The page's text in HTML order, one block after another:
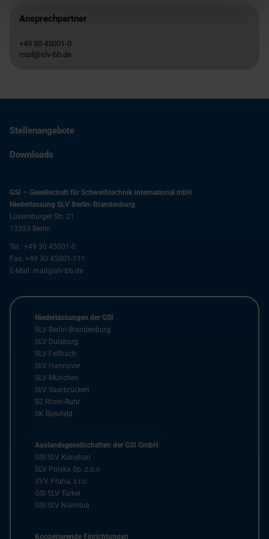
Ansprechpartner
+49 30 45001-0
mail@slv-bb.de
Stellenangebote
Downloads
GSI – Gesellschaft für Schweißtechnik International mbH
Niederlassung SLV Berlin-Brandenburg
Luxemburger Str. 21
13353 Berlin
Tel.: +49 30 45001-0
Fax: +49 30 45001-111
E-Mail: mail@slv-bb.de
Niederlassungen der GSI
SLV Berlin-Brandenburg
SLV Duisburg
SLV Fellbach
SLV Hannover
SLV München
SLV Saarbrücken
BZ Rhein-Ruhr
SK Bielefeld
Auslandsgesellschaften der GSI GmbH
GSI SLV Kunshan
SLV Polska Sp. z.o.o
SVV Praha, s.r.o.
GSI SLV Türkei
GSI SLV Namibia
Kooperierende Einrichtungen